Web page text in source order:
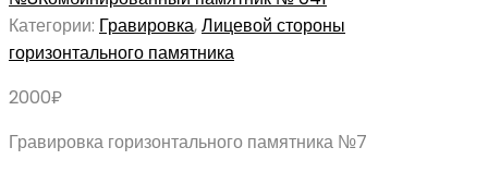
Категории: Гравировка,Лицевой стороны
горизонтального памятника
2000₽
Гравировка горизонтального памятника №7